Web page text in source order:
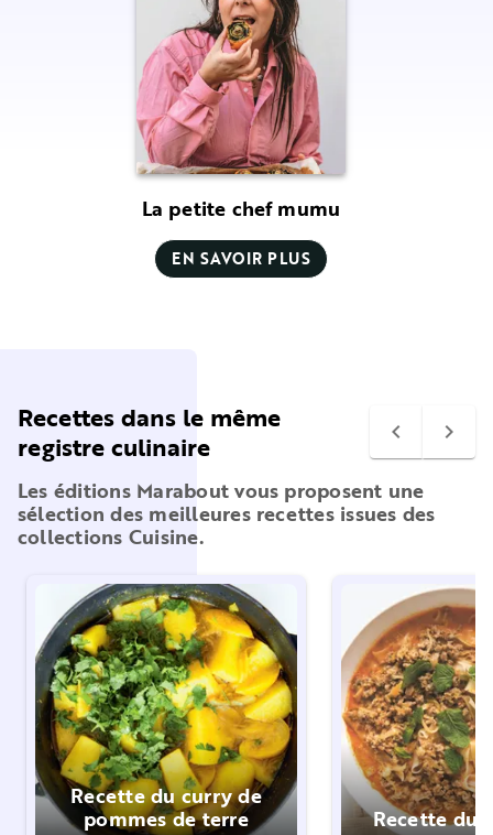
La petite chef mumu
EN SAVOIR PLUS
Recettes dans le même
registre culinaire
navigate_before navigate_next
Les éditions Marabout vous proposent une
sélection des meilleures recettes issues des
collections Cuisine.
Recette du curry de
pommes de terre
Recette du